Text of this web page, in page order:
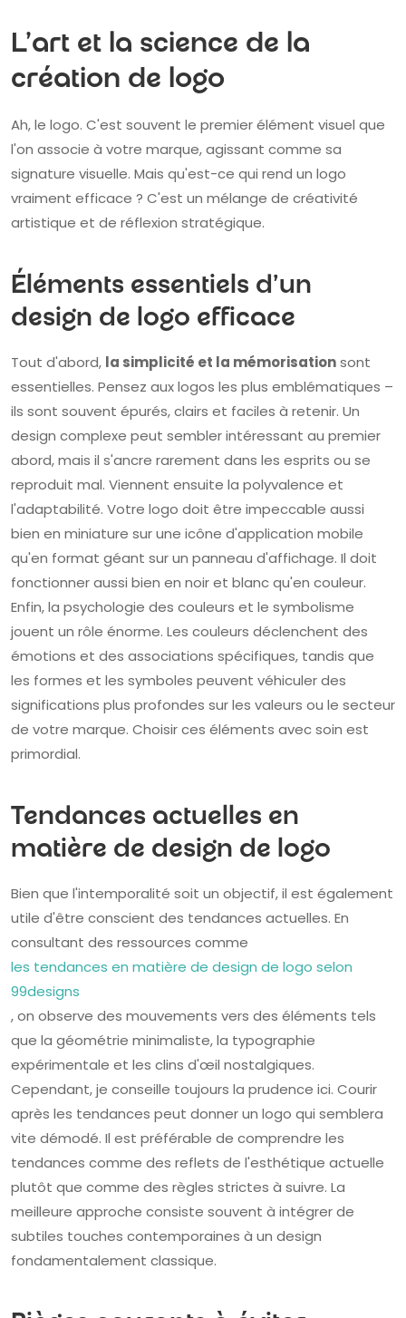
L'art et la science de la
création de logo
Ah, le logo. C'est souvent le premier élément visuel que
l'on associe à votre marque, agissant comme sa
signature visuelle. Mais qu'est-ce qui rend un logo
vraiment efficace ? C'est un mélange de créativité
artistique et de réflexion stratégique.
Éléments essentiels d'un
design de logo efficace
Tout d'abord, la simplicité et la mémorisationsont
essentielles. Pensez aux logos les plus emblématiques –
ils sont souvent épurés, clairs et faciles à retenir. Un
design complexe peut sembler intéressant au premier
abord, mais il s'ancre rarement dans les esprits ou se
reproduit mal. Viennent ensuite la polyvalence et
l'adaptabilité. Votre logo doit être impeccable aussi
bien en miniature sur une icône d'application mobile
qu'en format géant sur un panneau d'affichage. Il doit
fonctionner aussi bien en noir et blanc qu'en couleur.
Enfin, la psychologie des couleurs et le symbolisme
jouent un rôle énorme. Les couleurs déclenchent des
émotions et des associations spécifiques, tandis que
les formes et les symboles peuvent véhiculer des
significations plus profondes sur les valeurs ou le secteur
de votre marque. Choisir ces éléments avec soin est
primordial.
Tendances actuelles en
matière de design de logo
Bien que l'intemporalité soit un objectif, il est également
utile d'être conscient des tendances actuelles. En
consultant des ressources comme
les tendances en matière de design de logo selon
99designs
, on observe des mouvements vers des éléments tels
que la géométrie minimaliste, la typographie
expérimentale et les clins d'œil nostalgiques.
Cependant, je conseille toujours la prudence ici. Courir
après les tendances peut donner un logo qui semblera
vite démodé. Il est préférable de comprendre les
tendances comme des reflets de l'esthétique actuelle
plutôt que comme des règles strictes à suivre. La
meilleure approche consiste souvent à intégrer de
subtiles touches contemporaines à un design
fondamentalement classique.